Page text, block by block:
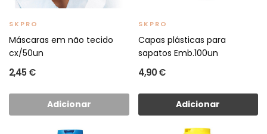
SKPRO
Máscaras em não tecido
cx/50un
2,45 €
Adicionar
SKPRO
Capas plásticas para
sapatos Emb.100un
4,90 €
Adicionar